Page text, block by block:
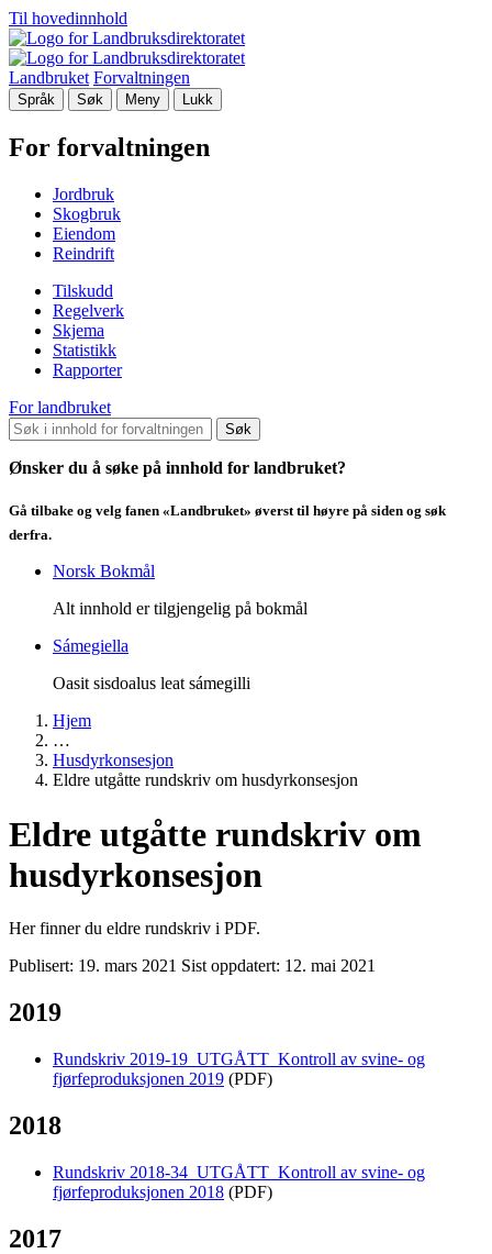
Til hovedinnhold
Landbruket Forvaltningen
Språk Søk Meny Lukk
For forvaltningen
Jordbruk
Skogbruk
Eiendom
Reindrift
Tilskudd
Regelverk
Skjema
Statistikk
Rapporter
For landbruket
Søk
Ønsker du å søke på innhold for landbruket?
Gå tilbake og velg fanen «Landbruket» øverst til høyre på siden og søk
derfra.
Norsk Bokmål
Alt innhold er tilgjengelig på bokmål
Sámegiella
Oasit sisdoalus leat sámegilli
Hjem
…
Husdyrkonsesjon
Eldre utgåtte rundskriv om husdyrkonsesjon
Eldre utgåtte rundskriv om
husdyrkonsesjon
Her finner du eldre rundskriv i PDF.
Publisert: 19. mars 2021 Sist oppdatert: 12. mai 2021
2019
Rundskriv 2019-19_UTGÅTT_Kontroll av svine- og
fjørfeproduksjonen 2019 (PDF)
2018
Rundskriv 2018-34_UTGÅTT_Kontroll av svine- og
fjørfeproduksjonen 2018 (PDF)
2017